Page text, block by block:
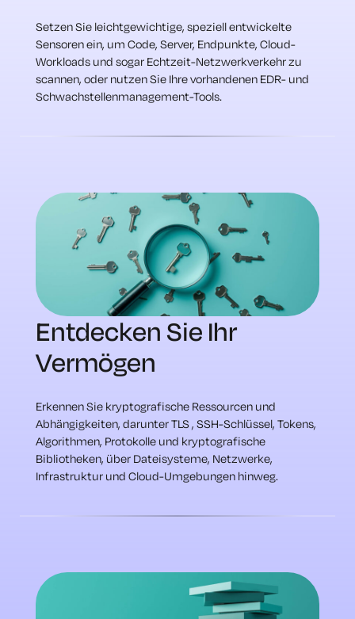
Setzen Sie leichtgewichtige, speziell entwickelte
Sensoren ein, um Code, Server, Endpunkte, Cloud-
Workloads und sogar Echtzeit-Netzwerkverkehr zu
scannen, oder nutzen Sie Ihre vorhandenen EDR- und
Schwachstellenmanagement-Tools.
Entdecken Sie Ihr
Vermögen
Erkennen Sie kryptografische Ressourcen und
Abhängigkeiten, darunter TLS , SSH-Schlüssel, Tokens,
Algorithmen, Protokolle und kryptografische
Bibliotheken, über Dateisysteme, Netzwerke,
Infrastruktur und Cloud-Umgebungen hinweg.